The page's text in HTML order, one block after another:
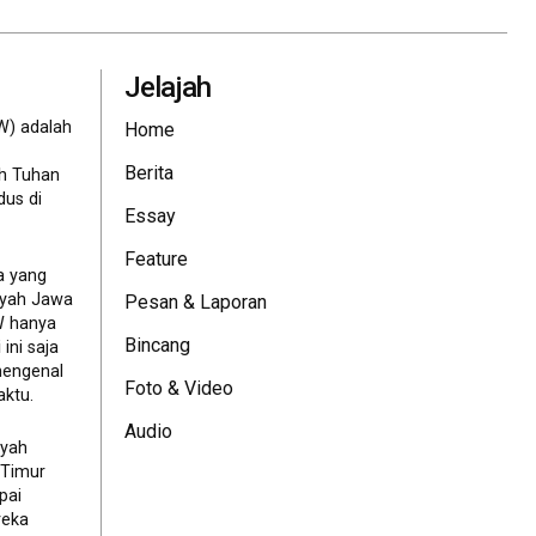
adalah
Tuhan
di
yang
Jawa
hanya
ini saja
Jelajah
Home
Berita
Essay
Feature
Pesan & Laporan
Bincang
Foto & Video
Audio